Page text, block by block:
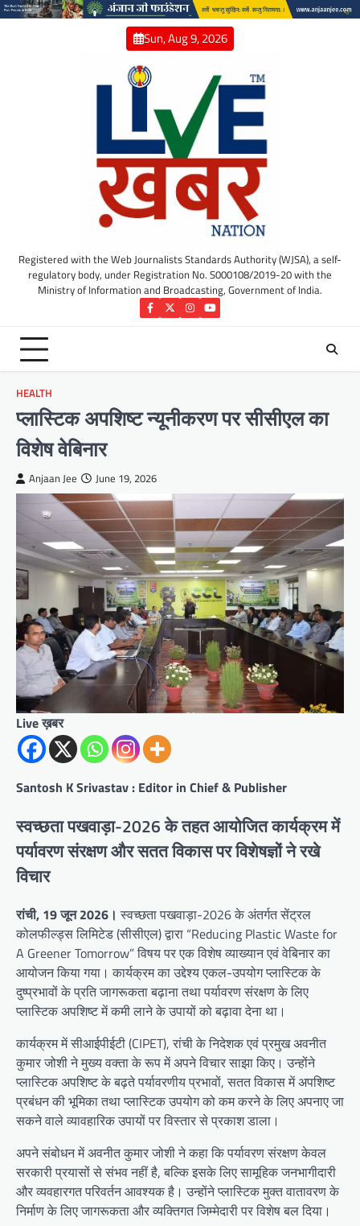
Skip
Sun, Aug 9, 2026
Registered with the Web Journalists Standards Authority (WJSA), a self-
regulatory body, under Registration No. S000108/2019-20 with the
Ministry of Information and Broadcasting, Government of India.
Facebook
TwitterInstagram
YouTube
HEALTH
प्लास्टिक अपशिष्ट न्यूनीकरण पर सीसीएल का
विशेष वेबिनार
Anjaan Jee June 19, 2026
Live ख़बर
Santosh K Srivastav : Editor in Chief & Publisher
स्वच्छता पखवाड़ा-2026 के तहत आयोजित कार्यक्रम में
पर्यावरण संरक्षण और सतत विकास पर विशेषज्ञों ने रखे
विचार
रांची, 19 जून 2026। स्वच्छता पखवाड़ा-2026 के अंतर्गत सेंट्रल
कोलफील्ड्स लिमिटेड (सीसीएल) द्वारा “Reducing Plastic Waste for
A Greener Tomorrow” विषय पर एक विशेष व्याख्यान एवं वेबिनार का
आयोजन किया गया। कार्यक्रम का उद्देश्य एकल-उपयोग प्लास्टिक के
दुष्प्रभावों के प्रति जागरूकता बढ़ाना तथा पर्यावरण संरक्षण के लिए
प्लास्टिक अपशिष्ट में कमी लाने के उपायों को बढ़ावा देना था।
कार्यक्रम में सीआईपीईटी (CIPET), रांची के निदेशक एवं प्रमुख अवनीत
कुमार जोशी ने मुख्य वक्ता के रूप में अपने विचार साझा किए। उन्होंने
प्लास्टिक अपशिष्ट के बढ़ते पर्यावरणीय प्रभावों, सतत विकास में अपशिष्ट
प्रबंधन की भूमिका तथा प्लास्टिक उपयोग को कम करने के लिए अपनाए जा
सकने वाले व्यावहारिक उपायों पर विस्तार से प्रकाश डाला।
अपने संबोधन में अवनीत कुमार जोशी ने कहा कि पर्यावरण संरक्षण केवल
सरकारी प्रयासों से संभव नहीं है, बल्कि इसके लिए सामूहिक जनभागीदारी
और व्यवहारगत परिवर्तन आवश्यक है। उन्होंने प्लास्टिक मुक्त वातावरण के
निर्माण के लिए जागरूकता और व्यक्तिगत जिम्मेदारी पर विशेष बल दिया।